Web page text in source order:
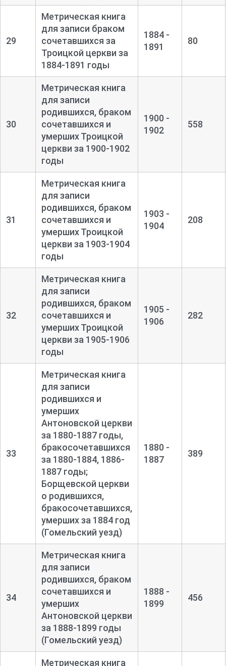
29
Метрическая книга
для записи браком
сочетавшихся за
Троицкой церкви за
1884-1891 годы
1884 -
1891
80
30
Метрическая книга
для записи
родившихся, браком
сочетавшихся и
умерших Троицкой
церкви за 1900-1902
годы
1900 -
1902
558
31
Метрическая книга
для записи
родившихся, браком
сочетавшихся и
умерших Троицкой
церкви за 1903-1904
годы
1903 -
1904
208
32
Метрическая книга
для записи
родившихся, браком
сочетавшихся и
умерших Троицкой
церкви за 1905-1906
годы
1905 -
1906
282
33
Метрическая книга
для записи
родившихся и
умерших
Антоновской церкви
за 1880-1887 годы,
бракосочетавшихся
за 1880-1884, 1886-
1887 годы;
Борщевской церкви
о родившихся,
бракосочетавшихся,
умерших за 1884 год
(Гомельский уезд)
1880 -
1887
389
34
Метрическая книга
для записи
родившихся, браком
сочетавшихся и
умерших
Антоновской церкви
за 1888-1899 годы
(Гомельский уезд)
1888 -
1899
456
Метрическая книга